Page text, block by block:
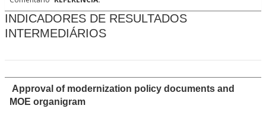
INDICADORES DE RESULTADOS
INTERMEDIÁRIOS
Approval of modernization policy documents and
MOE organigram